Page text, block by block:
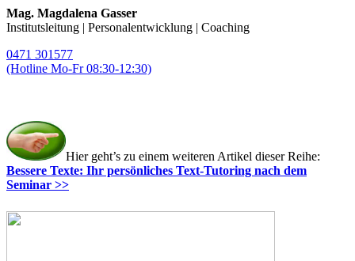
Mag. Magdalena Gasser
Institutsleitung | Personalentwicklung | Coaching
0471 301577
(Hotline Mo-Fr 08:30-12:30)
Hier geht’s zu einem weiteren Artikel dieser Reihe:
Bessere Texte: Ihr persönliches Text-Tutoring nach dem
Seminar >>